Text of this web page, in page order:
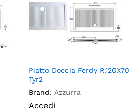
Piatto Doccia Ferdy R.120X70
Tyr2
Brand: Azzurra
Accedi